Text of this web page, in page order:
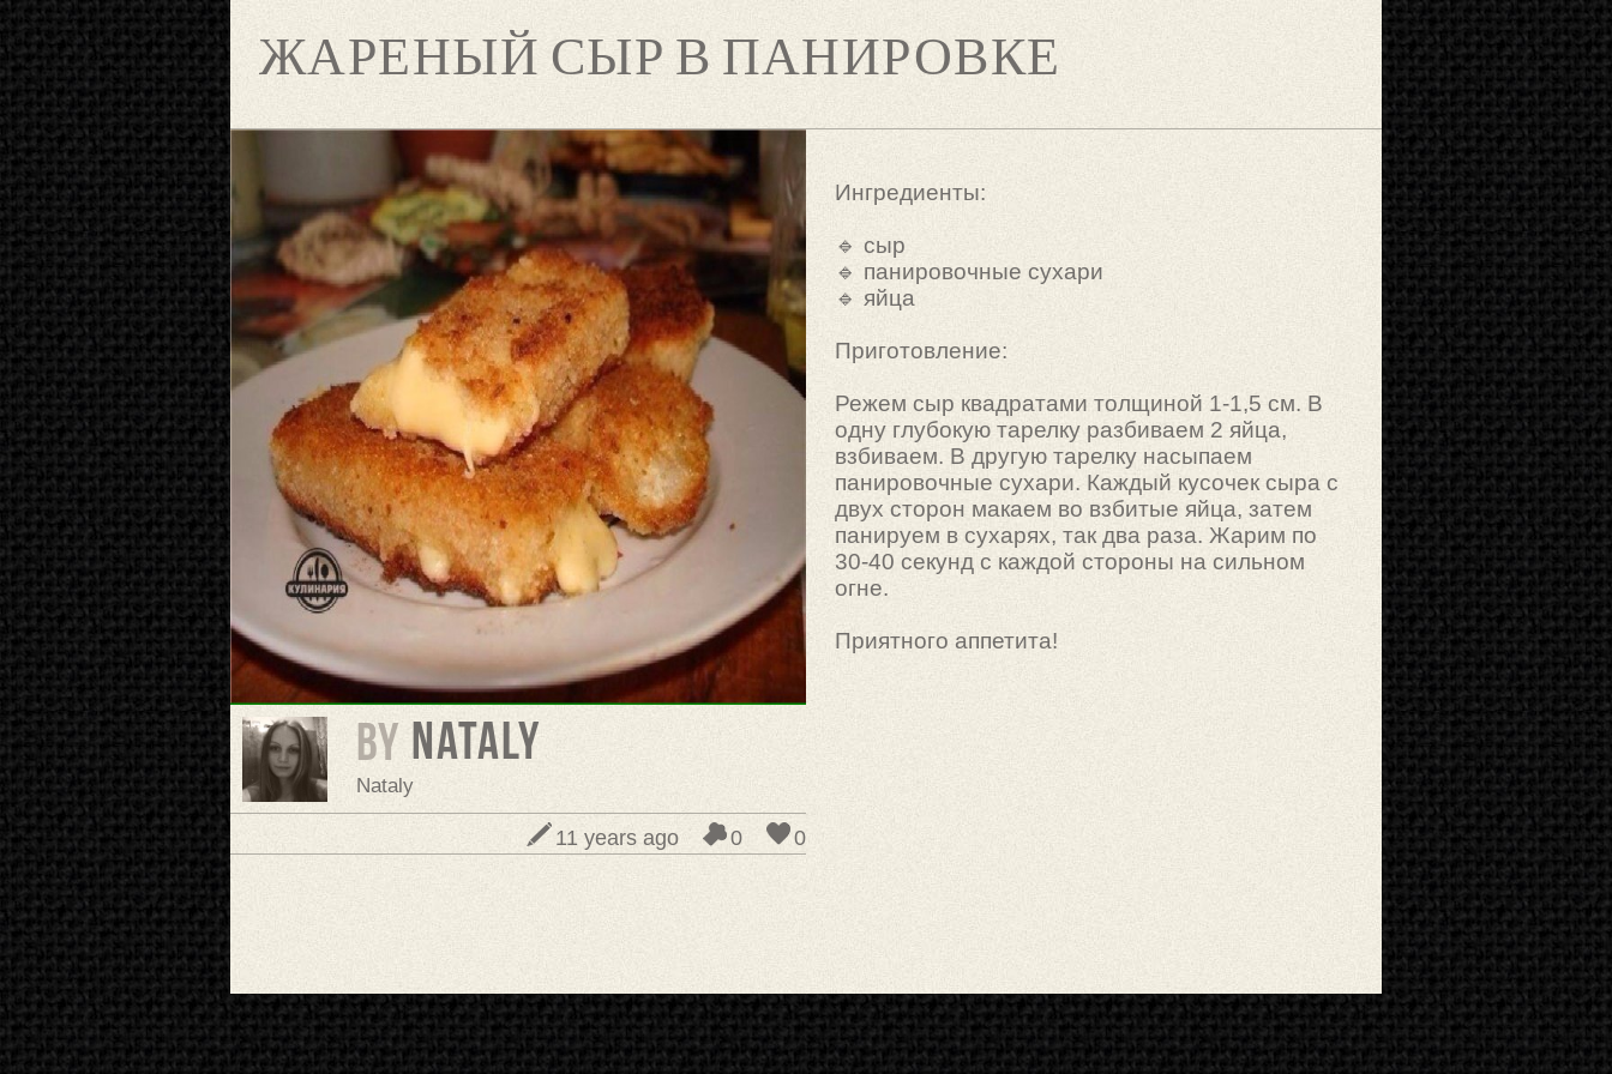
ЖАРЕНЫЙ СЫР В ПАНИРОВКЕ
BY Nataly
Nataly
0
0
11 years ago
Ингредиенты:
🔹 сыр
🔹 панировочные сухари
🔹 яйца
Приготовление:
Режем сыр квадратами толщиной 1-1,5 см. В
одну глубокую тарелку разбиваем 2 яйца,
взбиваем. В другую тарелку насыпаем
панировочные сухари. Каждый кусочек сыра с
двух сторон макаем во взбитые яйца, затем
панируем в сухарях, так два раза. Жарим по
30-40 секунд с каждой стороны на сильном
огне.
Приятного аппетита!